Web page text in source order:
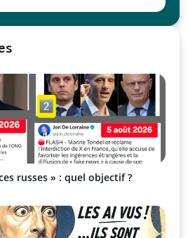
russes » : quel objectif ?